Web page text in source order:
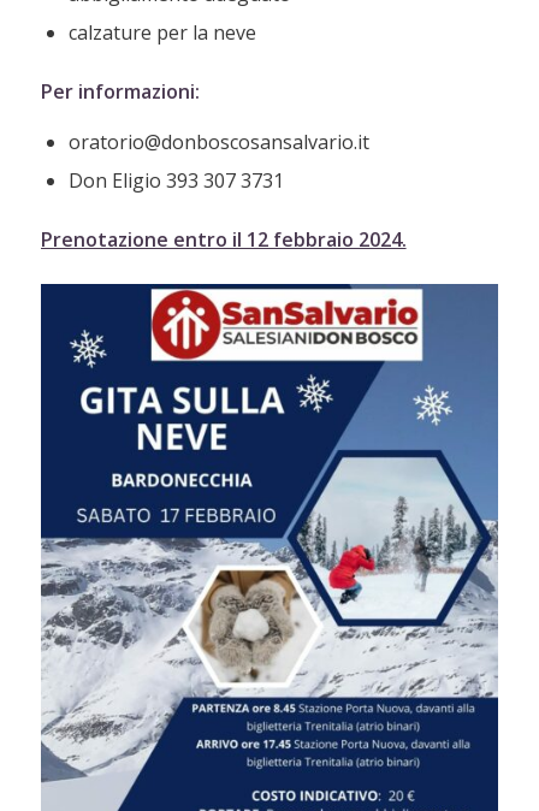
calzature per la neve
Per informazioni:
oratorio@donboscosansalvario.it
Don Eligio 393 307 3731
Prenotazione entro il 12 febbraio 2024.